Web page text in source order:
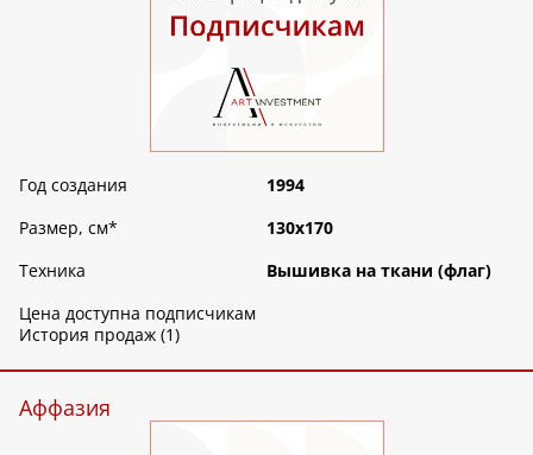
Год создания
1994
Размер, см*
130х170
Техника
Вышивка на ткани (флаг)
Цена доступна подписчикам
История продаж (1)
Аффазия